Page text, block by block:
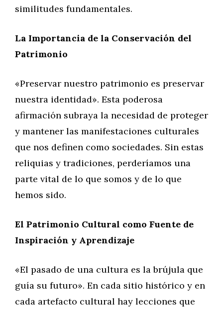
similitudes fundamentales.
La Importancia de la Conservación del
Patrimonio
«Preservar nuestro patrimonio es preservar
nuestra identidad». Esta poderosa
afirmación subraya la necesidad de proteger
y mantener las manifestaciones culturales
que nos definen como sociedades. Sin estas
reliquias y tradiciones, perderíamos una
parte vital de lo que somos y de lo que
hemos sido.
El Patrimonio Cultural como Fuente de
Inspiración y Aprendizaje
«El pasado de una cultura es la brújula que
guía su futuro». En cada sitio histórico y en
cada artefacto cultural hay lecciones que